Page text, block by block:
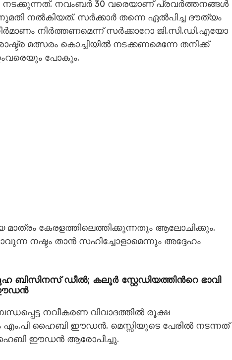
നവംബർ 30 വരെയാണ് പ്രവർത്തനങ്ങൾ
നൽകിയത്. സർക്കാർ തന്നെ ഏൽപിച്ച ദൗത്യം
നിർത്തണമെന്ന് സർക്കാറോ ജി.സി.ഡി.എയോ
മത്സരം കൊച്ചിയിൽ നടക്കണമെന്നേ തനിക്ക്
പോകും.
മാത്രം കേരളത്തിലെത്തിക്കുന്നതും ആലോചിക്കും.
നഷ്ടം താൻ സഹിച്ചോളാമെന്നും അദ്ദേഹം
ബിസിനസ് ഡീൽ; കലൂർ സ്റ്റേഡിയത്തിന്‍റെ ഭാവി
ഈഡൻ
നവീകരണ വിവാദത്തിൽ രൂക്ഷ
ഹൈബി ഈഡൻ. മെസ്സിയുടെ പേരിൽ നടന്നത്
ഈഡൻ ആരോപിച്ചു.